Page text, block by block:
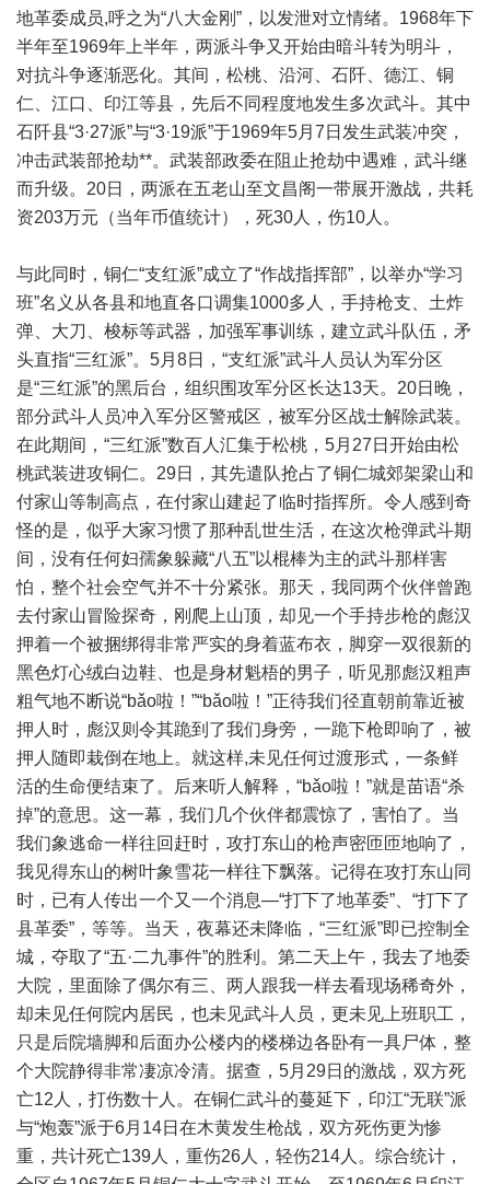
地革委成员,呼之为“八大金刚”，以发泄对立情绪。1968年下
半年至1969年上半年，两派斗争又开始由暗斗转为明斗，
对抗斗争逐渐恶化。其间，松桃、沿河、石阡、德江、铜
仁、江口、印江等县，先后不同程度地发生多次武斗。其中
石阡县“3·27派”与“3·19派”于1969年5月7日发生武装冲突，
冲击武装部抢劫**。武装部政委在阻止抢劫中遇难，武斗继
而升级。20日，两派在五老山至文昌阁一带展开激战，共耗
资203万元（当年币值统计），死30人，伤10人。
与此同时，铜仁“支红派”成立了“作战指挥部”，以举办“学习
班”名义从各县和地直各口调集1000多人，手持枪支、土炸
弹、大刀、梭标等武器，加强军事训练，建立武斗队伍，矛
头直指“三红派”。5月8日，“支红派”武斗人员认为军分区
是“三红派”的黑后台，组织围攻军分区长达13天。20日晚，
部分武斗人员冲入军分区警戒区，被军分区战士解除武装。
在此期间，“三红派”数百人汇集于松桃，5月27日开始由松
桃武装进攻铜仁。29日，其先遣队抢占了铜仁城郊架梁山和
付家山等制高点，在付家山建起了临时指挥所。令人感到奇
怪的是，似乎大家习惯了那种乱世生活，在这次枪弹武斗期
间，没有任何妇孺象躲藏“八五”以棍棒为主的武斗那样害
怕，整个社会空气并不十分紧张。那天，我同两个伙伴曾跑
去付家山冒险探奇，刚爬上山顶，却见一个手持步枪的彪汉
押着一个被捆绑得非常严实的身着蓝布衣，脚穿一双很新的
黑色灯心绒白边鞋、也是身材魁梧的男子，听见那彪汉粗声
粗气地不断说“bǎo啦！”“bǎo啦！”正待我们径直朝前靠近被
押人时，彪汉则令其跪到了我们身旁，一跪下枪即响了，被
押人随即栽倒在地上。就这样,未见任何过渡形式，一条鲜
活的生命便结束了。后来听人解释，“bǎo啦！”就是苗语“杀
掉”的意思。这一幕，我们几个伙伴都震惊了，害怕了。当
我们象逃命一样往回赶时，攻打东山的枪声密匝匝地响了，
我见得东山的树叶象雪花一样往下飘落。记得在攻打东山同
时，已有人传出一个又一个消息—“打下了地革委”、“打下了
县革委”，等等。当天，夜幕还未降临，“三红派”即已控制全
城，夺取了“五·二九事件”的胜利。第二天上午，我去了地委
大院，里面除了偶尔有三、两人跟我一样去看现场稀奇外，
却未见任何院内居民，也未见武斗人员，更未见上班职工，
只是后院墙脚和后面办公楼内的楼梯边各卧有一具尸体，整
个大院静得非常凄凉冷清。据查，5月29日的激战，双方死
亡12人，打伤数十人。在铜仁武斗的蔓延下，印江“无联”派
与“炮轰”派于6月14日在木黄发生枪战，双方死伤更为惨
重，共计死亡139人，重伤26人，轻伤214人。综合统计，